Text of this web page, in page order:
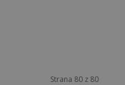
Strana 80 z 80